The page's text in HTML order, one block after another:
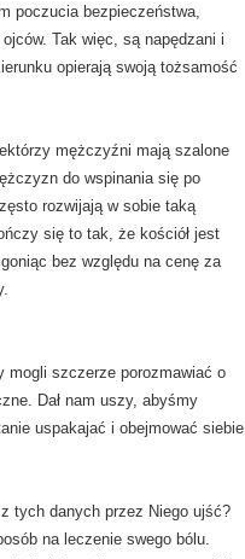
poczucia bezpieczeństwa,
Tak więc, są napędzani i
opierają swoją tożsamość
mężczyźni mają szalone
do wspinania się po
rozwijają w sobie taką
się to tak, że kościół jest
bez względu na cenę za
mogli szczerze porozmawiać o
Dał nam uszy, abyśmy
uspakajać i obejmować siebie
tych danych przez Niego ujść?
na leczenie swego bólu.